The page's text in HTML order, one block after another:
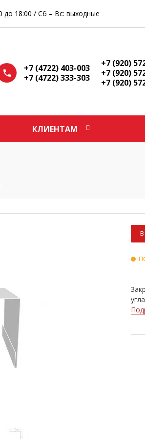
до 18:00 / Сб – Вс: выходные
+7 (4722) 403-003
+7 (4722) 333-303
+7 (920)
+7 (920)
+7 (920)
КЛИЕНТАМ